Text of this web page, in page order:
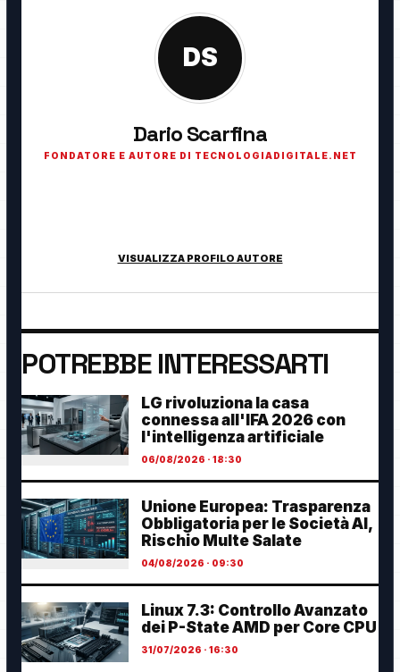
DS
Dario Scarfina
FONDATORE E AUTORE DI TECNOLOGIADIGITALE.NET
VISUALIZZA PROFILO AUTORE
POTREBBE INTERESSARTI
LG rivoluziona la casa
connessa all'IFA 2026 con
l'intelligenza artificiale
06/08/2026 · 18:30
Unione Europea: Trasparenza
Obbligatoria per le Società AI,
Rischio Multe Salate
04/08/2026 · 09:30
Linux 7.3: Controllo Avanzato
dei P-State AMD per Core CPU
31/07/2026 · 16:30